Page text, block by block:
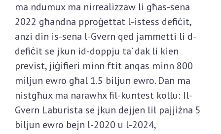
ma ndumux ma nirrealizzaw li għas-sena
2022 għandna pproġettat l-istess defiċit,
anzi din is-sena l-Gvern qed jammetti li d-
defiċit se jkun id-doppju ta’ dak li kien
previst, jiġifieri minn ftit anqas minn 800
miljun ewro għal 1.5 biljun ewro. Dan ma
nistgħux ma narawhx fil-kuntest kollu: Il-
Gvern Laburista se jkun dejjen lil pajjiżna 5
biljun ewro bejn l-2020 u l-2024,